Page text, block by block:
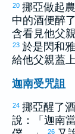
20 挪亞做起
中的酒便醉
含看見他父
23 於是閃和
給他父親蓋
迦南受咒詛
24 挪亞醒了
說：「 迦南
26